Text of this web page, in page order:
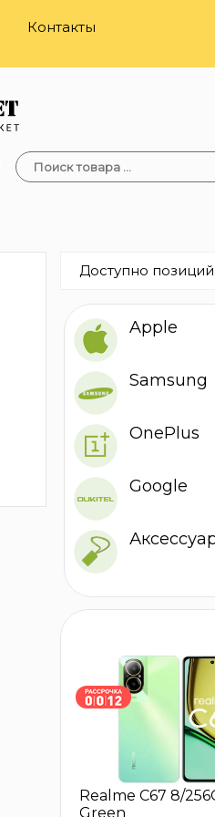
Контакты
Доступно позиций
Apple
Samsung
OnePlus
Google
Realme C67 8/
Green